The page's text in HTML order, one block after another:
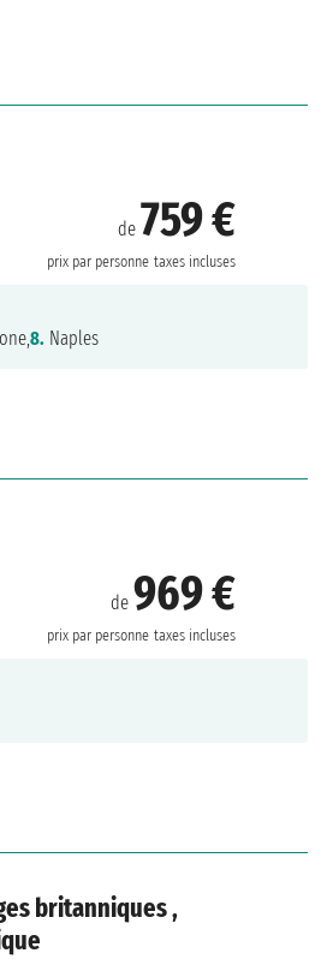
de 759 €
prix par personne taxes incluses
8. Naples
de 969 €
prix par personne taxes incluses
britanniques ,